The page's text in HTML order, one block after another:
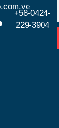
+58-0424-
229-3904